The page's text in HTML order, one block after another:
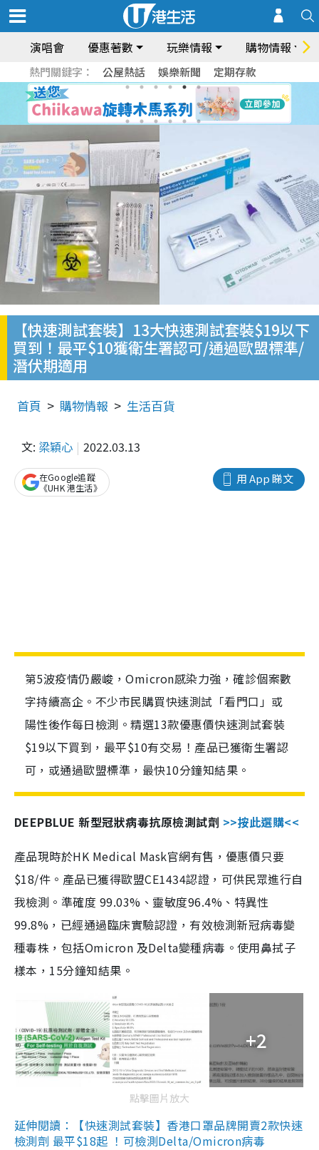
演唱會 優惠著數 玩樂情報 購物情報
熱門關鍵字： 公屋熱話 娛樂新聞 定期存款
【快速測試套裝】13大快速測試套裝$19以下
買到！最平$10獲衛生署認可/通過歐盟標準/
潛伏期適用
首頁 購物情報 生活百貨
文: 梁穎心 2022.03.13
用 App 睇文
在Google追蹤
《UHK 港生活》
第5波疫情仍嚴峻，Omicron感染力強，確診個案數
字持續高企。不少市民購買快速測試「看門口」或
陽性後作每日檢測。精選13款優惠價快速測試套裝
$19以下買到，最平$10有交易！產品已獲衛生署認
可，或通過歐盟標準，最快10分鐘知結果。
DEEPBLUE 新型冠狀病毒抗原檢測試劑 >>按此選購<<
產品現時於HK Medical Mask官網有售，優惠價只要
$18/件。產品已獲得歐盟CE1434認證，可供民眾進行自
我檢測。準確度 99.03%、靈敏度96.4%、特異性
99.8%，已經通過臨床實驗認證，有效檢測新冠病毒變
種毒株，包括Omicron 及Delta變種病毒。使用鼻拭子
樣本，15分鐘知結果。
+2
點擊圖片放大
延伸閱讀：【快速測試套裝】香港口罩品牌開賣2款快速
檢測劑 最平$18起 ！可檢測Delta/Omicron病毒